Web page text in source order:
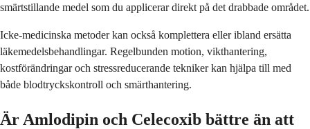
smärtstillande medel som du applicerar direkt på det drabbade området.
Icke-medicinska metoder kan också komplettera eller ibland ersätta
läkemedelsbehandlingar. Regelbunden motion, vikthantering,
kostförändringar och stressreducerande tekniker kan hjälpa till med
både blodtryckskontroll och smärthantering.
Är Amlodipin och Celecoxib bättre än att